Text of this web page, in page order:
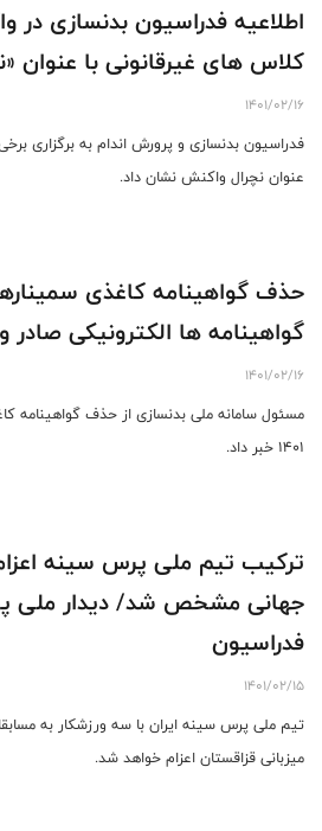
اطلاعیه فدراسیون بدنسازی در
کلاس های غیرقانونی با عنوان
1401/02/16
فدراسیون بدنسازی و پرورش اندام به برگزاری
عنوان نچرال واکنش نشان داد.
حذف گواهینامه کاغذی
گواهینامه ها الکترونیکی
1401/02/16
مسئول سامانه ملی بدنسازی از حذف گواهینامه
١۴٠١ خبر داد.
ترکیب تیم ملی پرس سینه
جهانی مشخص شد/ دیدار ملی
فدراسیون
1401/02/15
میزبانی قزاقستان اعزام خواهد شد.